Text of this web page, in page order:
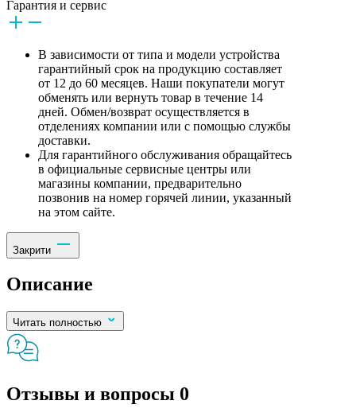
Гарантия и сервис
В зависимости от типа и модели устройства
гарантийный срок на продукцию составляет
от 12 до 60 месяцев. Наши покупатели могут
обменять или вернуть товар в течение 14
дней. Обмен/возврат осуществляется в
отделениях компании или с помощью службы
доставки.
Для гарантийного обслуживания обращайтесь
в официальные сервисные центры или
магазины компании, предварительно
позвонив на номер горячей линии, указанный
на этом сайте.
Закрити
Описание
Читать полностью
Отзывы и вопросы 0